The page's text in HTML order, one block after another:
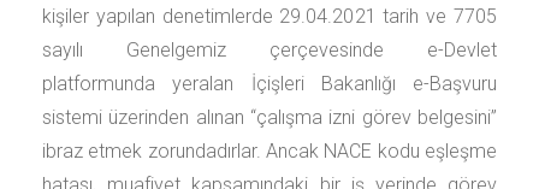
kişiler yapılan denetimlerde 29.04.2021 tarih ve 7705
sayılı Genelgemiz çerçevesinde e-Devlet
platformunda yeralan İçişleri Bakanlığı e-Başvuru
sistemi üzerinden alınan “çalışma izni görev belgesini”
ibraz etmek zorundadırlar. Ancak NACE kodu eşleşme
hatası, muafiyet kapsamındaki bir iş yerinde görev